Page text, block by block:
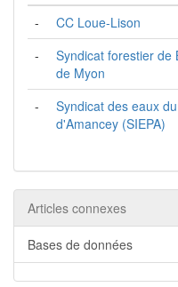
-
CC Loue-Lison
-
Syndicat forestier de
de Myon
-
Syndicat des eaux
d'Amancey (SIEPA)
Articles connexes
Bases de données